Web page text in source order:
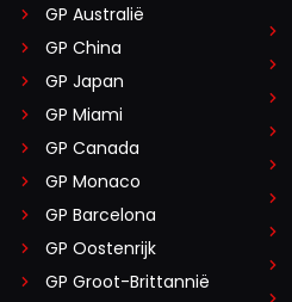
GP Australië
GP China
GP Japan
GP Miami
GP Canada
GP Monaco
GP Barcelona
GP Oostenrijk
GP Groot-Brittannië